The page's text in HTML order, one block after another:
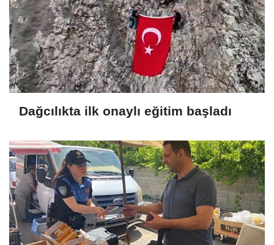
Dağcılıkta ilk onaylı eğitim başladı